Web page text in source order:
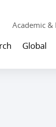
Academic &
Global